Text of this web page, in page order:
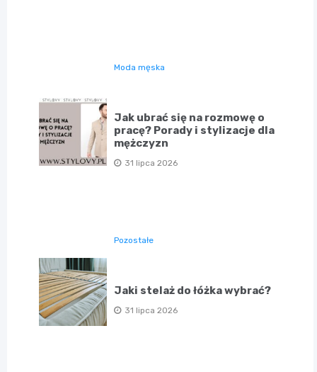
Moda męska
Jak ubrać się na rozmowę o
pracę? Porady i stylizacje dla
mężczyzn
31 lipca 2026
Pozostałe
Jaki stelaż do łóżka wybrać?
31 lipca 2026